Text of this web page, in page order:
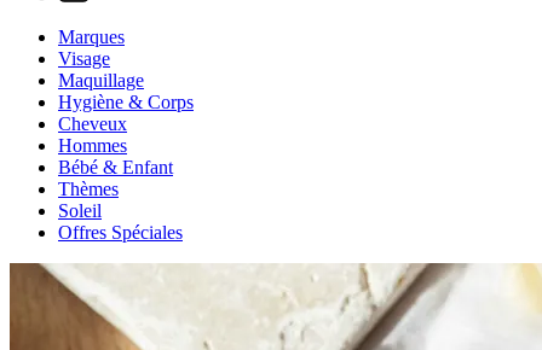
Marques
Visage
Maquillage
Hygiène & Corps
Cheveux
Hommes
Bébé & Enfant
Thèmes
Soleil
Offres Spéciales